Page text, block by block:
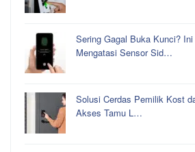
Sering Gagal Buka Kunci?
Mengatasi Sensor Sid…
Solusi Cerdas Pemilik Kost
Akses Tamu L…